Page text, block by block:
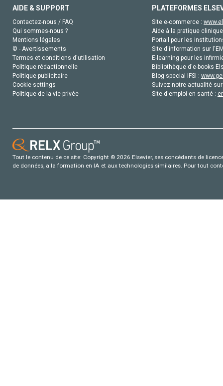
AIDE & SUPPORT
Contactez-nous / FAQ
Qui sommes-nous ?
Mentions légales
© - Avertissements
Termes et conditions d'utilisation
Politique rédactionnelle
Politique publicitaire
Cookie settings
Politique de la vie privée
PLATEFORMES
Site e-commerce :
Aide à la pratique
Portail pour les
Site d'information sur
E-learning pour les
Bibliothèque d'e-books
Blog special IFSI :
Suivez notre actualité
Site d'emploi en santé :
Tout le contenu de ce site: Copyright © 2026 Elsevier, ses concédants de
de données, a la formation en IA et aux technologies similaires. Pour tout